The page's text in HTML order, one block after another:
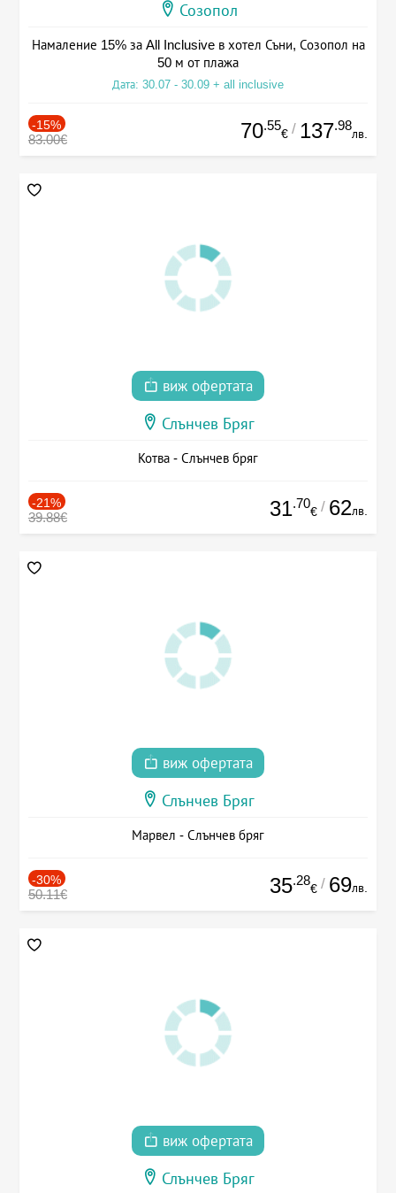
Созопол
Намаление 15% за All Inclusive в хотел Съни, Созопол на
50 м от плажа
Дата: 30.07 - 30.09 + all inclusive
-15%
83.00€ 70.55
€ / 137.98
лв.
виж офертата
Слънчев Бряг
Котва - Слънчев бряг
-21%
39.88€ 31.70
€ / 62лв.
виж офертата
Слънчев Бряг
Марвел - Слънчев бряг
-30%
50.11€ 35.28
€ / 69лв.
виж офертата
Слънчев Бряг